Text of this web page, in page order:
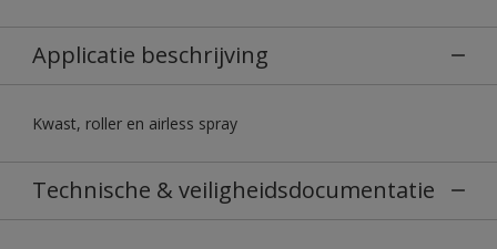
Applicatie beschrijving
Kwast, roller en airless spray
Technische & veiligheidsdocumentatie